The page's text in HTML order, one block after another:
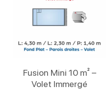
Fusion Mini 10 m² –
Volet Immergé